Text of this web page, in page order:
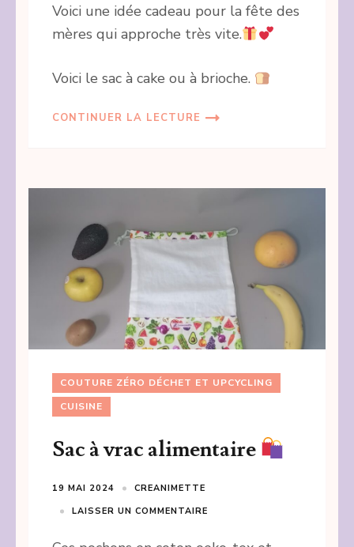
Voici une idée cadeau pour la fête des
mères qui approche très vite.
Voici le sac à cake ou à brioche.
CONTINUER LA LECTURE
COUTURE ZÉRO DÉCHET ET UPCYCLING
CUISINE
Sac à vrac alimentaire
19 MAI 2024
CREANIMETTE
LAISSER UN COMMENTAIRE